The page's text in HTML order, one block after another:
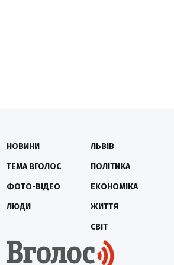
НОВИНИ
ТЕМА ВГОЛОС
ФОТО-ВІДЕО
ЛЮДИ
ЛЬВІВ
ПОЛІТИКА
ЕКОНОМІКА
ЖИТТЯ
СВІТ